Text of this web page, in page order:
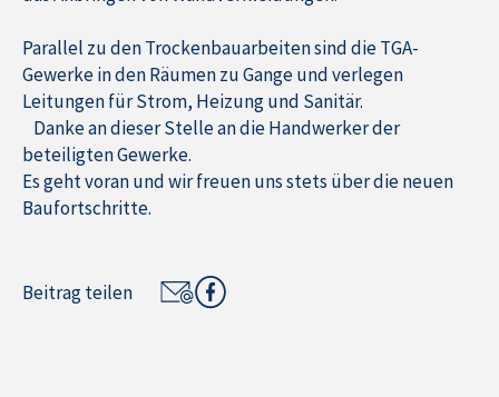
Parallel zu den Trockenbauarbeiten sind die TGA-
Gewerke in den Räumen zu Gange und verlegen
Leitungen für Strom, Heizung und Sanitär.
Danke an dieser Stelle an die Handwerker der
beteiligten Gewerke.
Es geht voran und wir freuen uns stets über die neuen
Baufortschritte.
Beitrag teilen